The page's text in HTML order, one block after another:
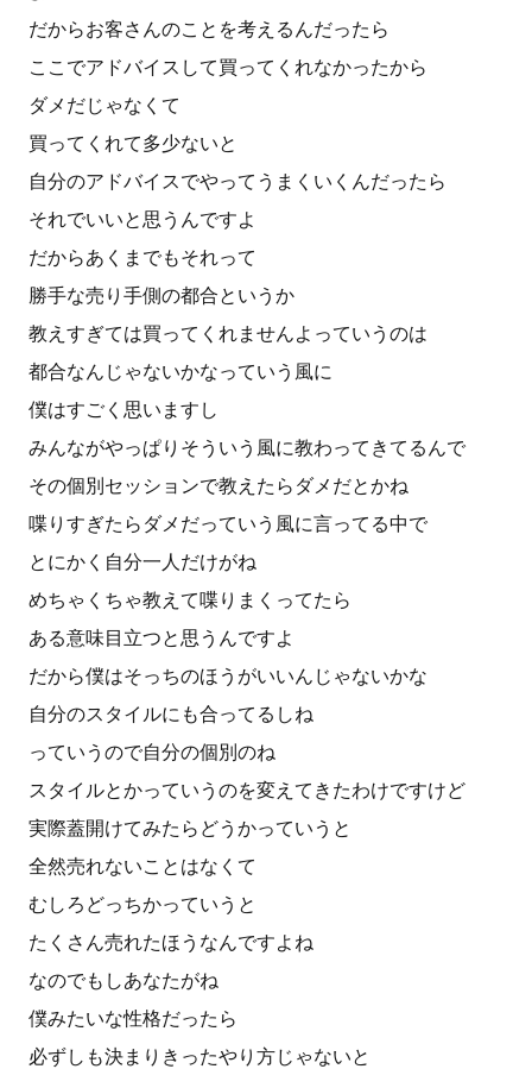
だからお客さんのことを考えるんだったら
ここでアドバイスして買ってくれなかったから
ダメだじゃなくて
買ってくれて多少ないと
自分のアドバイスでやってうまくいくんだったら
それでいいと思うんですよ
だからあくまでもそれって
勝手な売り手側の都合というか
教えすぎては買ってくれませんよっていうのは
都合なんじゃないかなっていう風に
僕はすごく思いますし
みんながやっぱりそういう風に教わってきてるんで
その個別セッションで教えたらダメだとかね
喋りすぎたらダメだっていう風に言ってる中で
とにかく自分一人だけがね
めちゃくちゃ教えて喋りまくってたら
ある意味目立つと思うんですよ
だから僕はそっちのほうがいいんじゃないかな
自分のスタイルにも合ってるしね
っていうので自分の個別のね
スタイルとかっていうのを変えてきたわけですけど
実際蓋開けてみたらどうかっていうと
全然売れないことはなくて
むしろどっちかっていうと
たくさん売れたほうなんですよね
なのでもしあなたがね
僕みたいな性格だったら
必ずしも決まりきったやり方じゃないと